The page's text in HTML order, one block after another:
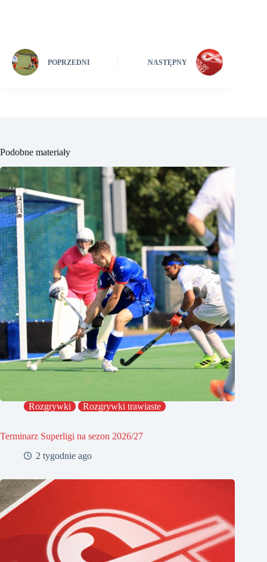
POPRZEDNI NASTĘPNY
Podobne materiały
Rozgrywki Rozgrywki trawiaste
Terminarz Superligi na sezon 2026/27
2 tygodnie ago